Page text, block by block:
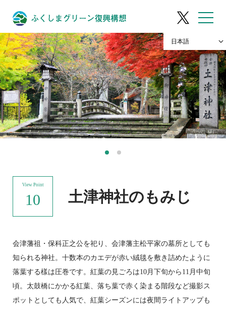
View Point
10 土津神社のもみじ
会津藩祖・保科正之公を祀り、会津藩主松平家の墓所としても
知られる神社。十数本のカエデが赤い絨毯を敷き詰めたように
落葉する樣は圧巻です。紅葉の見ごろは10月下旬から11月中旬
頃。太鼓橋にかかる紅葉、落ち葉で赤く染まる階段など撮影ス
ポットとしても人気で、紅葉シーズンには夜間ライトアップも